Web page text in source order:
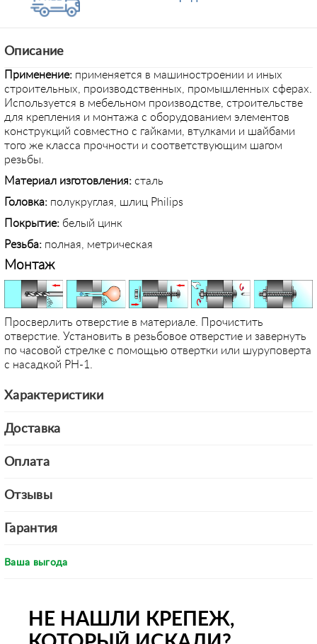
Описание
Применение: применяется в машиностроении и иных
строительных, производственных, промышленных сферах.
Используется в мебельном производстве, строительстве
для крепления и монтажа с оборудованием элементов
конструкций совместно с гайками, втулками и шайбами
того же класса прочности и соответствующим шагом
резьбы.
Материал изготовления: сталь
Головка: полукруглая, шлиц Philips
Покрытие: белый цинк
Резьба: полная, метрическая
Монтаж
Просверлить отверстие в материале. Прочистить
отверстие. Установить в резьбовое отверстие и завернуть
по часовой стрелке с помощью отвертки или шуруповерта
с насадкой PH-1.
Характеристики
Доставка
Оплата
Отзывы
Гарантия
Ваша выгода
НЕ НАШЛИ КРЕПЕЖ,